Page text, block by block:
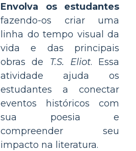
Envolva os estudantes
fazendo-os criar uma
linha do tempo visual da
vida e das principais
obras de T.S. Eliot. Essa
atividade ajuda os
estudantes a conectar
eventos históricos com
sua poesia e
compreender seu
impacto na literatura.